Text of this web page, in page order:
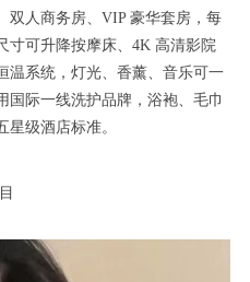
双人商务房、VIP 豪华套房，每
寸可升降按摩床、4K 高清影院
温系统，灯光、香薰、音乐可一
国际一线洗护品牌，浴袍、毛巾
级酒店标准。